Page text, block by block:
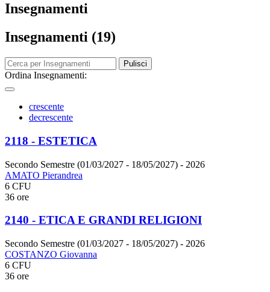
Insegnamenti
Insegnamenti (19)
Pulisci
Ordina Insegnamenti:
crescente
decrescente
2118 - ESTETICA
Secondo Semestre (01/03/2027 - 18/05/2027) - 2026
AMATO Pierandrea
6 CFU
36 ore
2140 - ETICA E GRANDI RELIGIONI
Secondo Semestre (01/03/2027 - 18/05/2027) - 2026
COSTANZO Giovanna
6 CFU
36 ore